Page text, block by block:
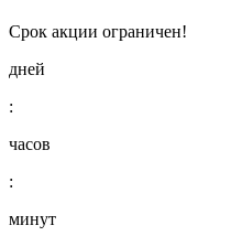
Срок акции ограничен!
дней
:
часов
:
минут